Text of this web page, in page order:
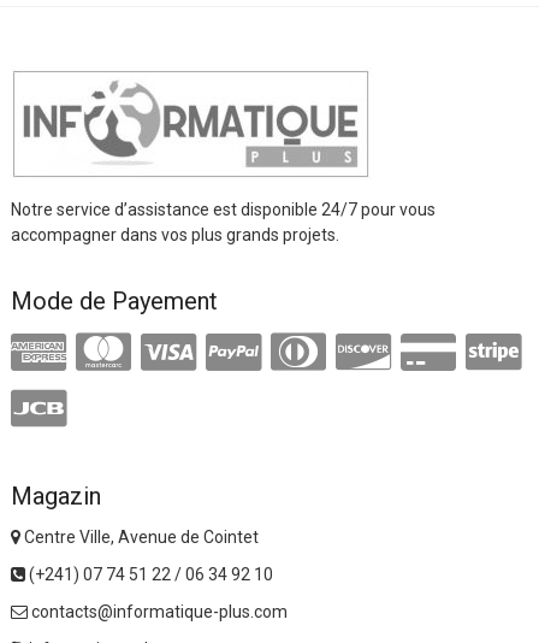
Notre service d’assistance est disponible 24/7 pour vous
accompagner dans vos plus grands projets.
Mode de Payement
Magazin
Centre Ville, Avenue de Cointet
(+241) 07 74 51 22 / 06 34 92 10
contacts@informatique-plus.com